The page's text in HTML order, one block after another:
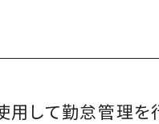
用して勤怠管理を